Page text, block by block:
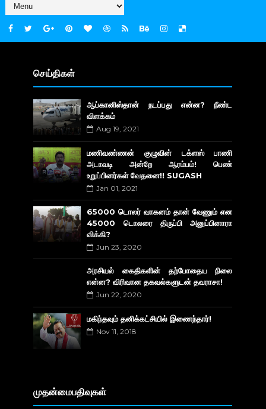
செய்திகள்
ஆப்கானிஸ்தான் நடப்பது என்ன? நீண்ட
விளக்கம்
Aug 19, 2021
மணிவண்ணன் குழுவின் டக்ளஸ் பாணி
அடாவடி அன்றே ஆரம்பம்! பெண்
உறுப்பினர்கள் வேதனை!! SUGASH
Jan 01, 2021
65000 டொலர் வாகனம் தான் வேணும் என
45000 டொலரை திருப்பி அனுப்பினாரா
விக்கி?
Jun 23, 2020
அரசியல் கைதிகளின் தற்போதைய நிலை
என்ன? விரிவான தகவல்களுடன் தவராசா!
Jun 22, 2020
மகிந்தவும் தனிக்கட்சியில் இணைந்தார்!
Nov 11, 2018
முதன்மைபதிவுகள்